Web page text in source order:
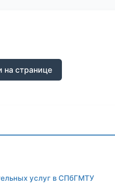
на странице
услуг в СПбГМТУ